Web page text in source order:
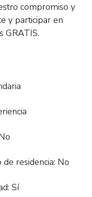
compromiso y
y participar en
GRATIS.
residencia: No
Sí